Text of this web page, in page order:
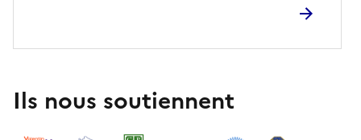
Ils nous soutiennent